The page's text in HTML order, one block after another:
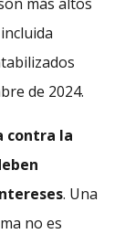
de 2024.
contra la
. Una
no es